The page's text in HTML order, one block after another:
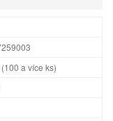
a více ks)